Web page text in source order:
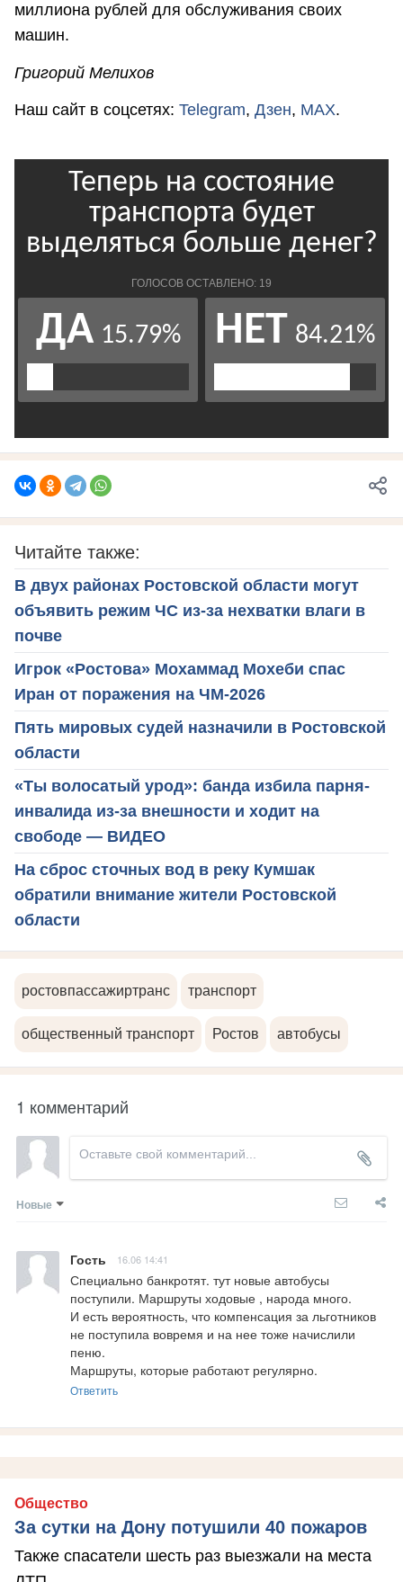
миллиона рублей для обслуживания своих
машин.
Григорий Мелихов
Наш сайт в соцсетях: Telegram, Дзен, MAX.
Читайте также:
В двух районах Ростовской области могут
объявить режим ЧС из-за нехватки влаги в
почве
Игрок «Ростова» Мохаммад Мохеби спас
Иран от поражения на ЧМ-2026
Пять мировых судей назначили в Ростовской
области
«Ты волосатый урод»: банда избила парня-
инвалида из-за внешности и ходит на
свободе — ВИДЕО
На сброс сточных вод в реку Кумшак
обратили внимание жители Ростовской
области
ростовпассажиртранс транспорт
общественный транспорт Ростов автобусы
1 комментарий
Новые
Гость 16.06 14:41
Специально банкротят. тут новые автобусы
поступили. Маршруты ходовые , народа много.
И есть вероятность, что компенсация за льготников
не поступила вовремя и на нее тоже начислили
пеню.
Маршруты, которые работают регулярно.
Ответить
Общество
За сутки на Дону потушили 40 пожаров
Также спасатели шесть раз выезжали на места